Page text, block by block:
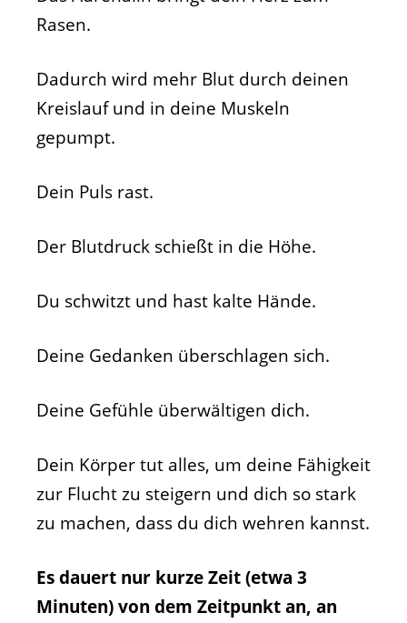
Rasen.
Dadurch wird mehr Blut durch deinen
Kreislauf und in deine Muskeln
gepumpt.
Dein Puls rast.
Der Blutdruck schießt in die Höhe.
Du schwitzt und hast kalte Hände.
Deine Gedanken überschlagen sich.
Deine Gefühle überwältigen dich.
Dein Körper tut alles, um deine Fähigkeit
zur Flucht zu steigern und dich so stark
zu machen, dass du dich wehren kannst.
Es dauert nur kurze Zeit (etwa 3
Minuten) von dem Zeitpunkt an, an